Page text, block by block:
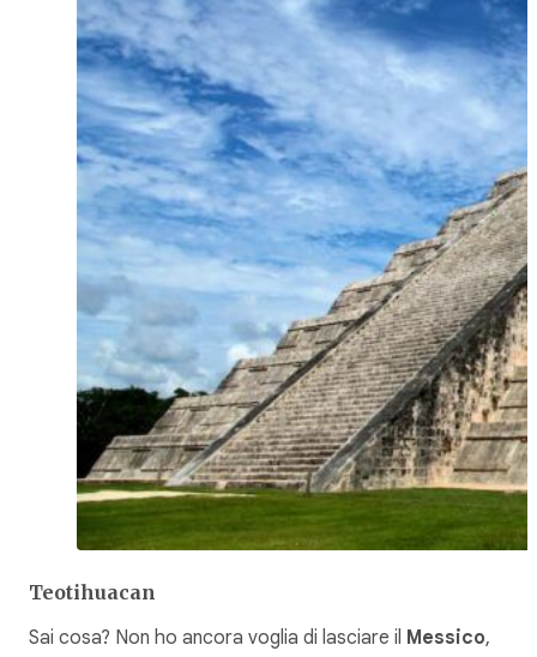
Teotihuacan
Sai cosa? Non ho ancora voglia di lasciare il Messico,